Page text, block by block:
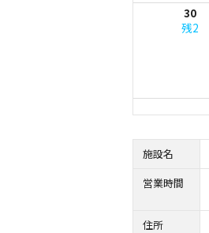
30
残2
施設名
営業時間
住所